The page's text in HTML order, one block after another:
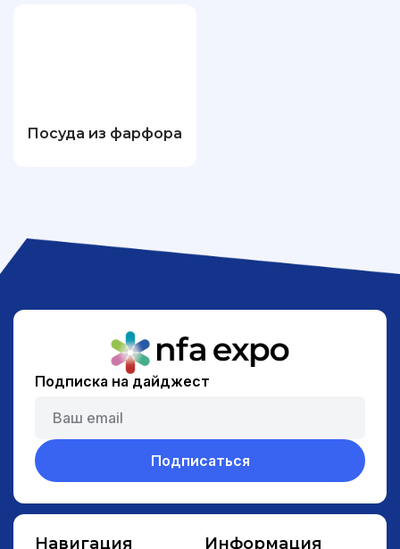
Посуда из фарфора
Подписка на дайджест
Подписаться
Навигация Информация